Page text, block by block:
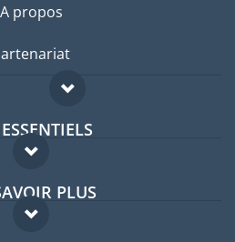
A propos
expatriés
pays
PLUS
FAQ